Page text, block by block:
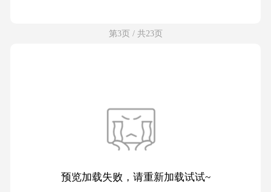
第3页 / 共23页
预览加载失败，请重新加载试试~